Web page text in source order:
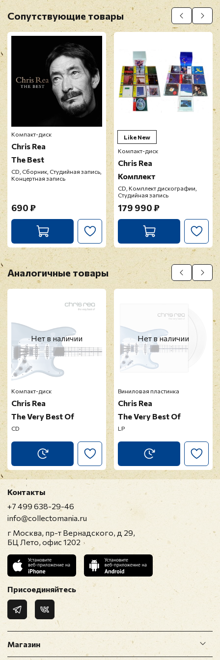
Оставить отзыв
Перед публикацией отзывы проходят
модерацию
Сопутствующие товары
Компакт-диск
Chris Rea
The Best
CD, Сборник, Студийная запись,
Концертная запись
690 ₽
Like New
Компакт-диск
Chris Rea
Комплект
CD, Комплект дискографии,
Студийная запись
179 990 ₽
Аналогичные товары
Нет в наличии
Компакт-диск
Chris Rea
The Very Best Of
CD
Нет в наличии
Виниловая пластинка
Chris Rea
The Very Best Of
LP
Магазин
Контакты
+7 499 638-29-46
info@collectomania.ru
г Москва, пр-т Вернадского, д 29,
БЦ Лето, офис 1202
Присоединяйтесь